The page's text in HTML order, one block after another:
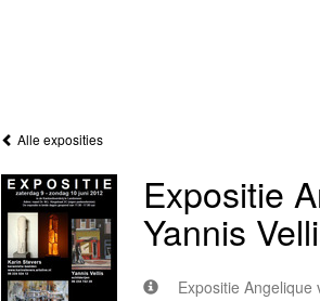
Alle exposities
Expositie
Yannis
Expositie Angelique